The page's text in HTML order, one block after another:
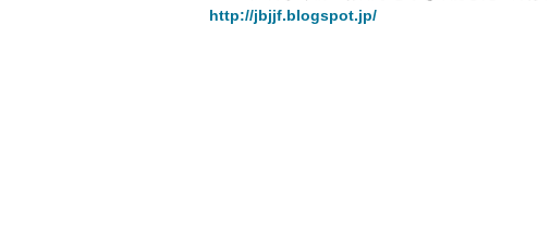
http://jbjjf.blogspot.jp/